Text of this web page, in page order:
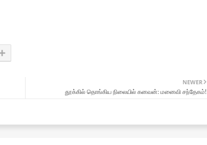
NEWER
தூக்கில் தொங்கிய நிலையில் கனவன்: மனைவி சந்தேகம்!